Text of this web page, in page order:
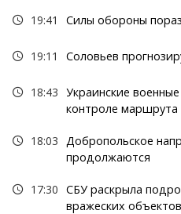
19:41 Силы обороны
19:11 Соловьев
18:43 Украинские
контроле
18:03
Добропольское
продолжаются
17:30 СБУ раскрыла
вражеских объектов